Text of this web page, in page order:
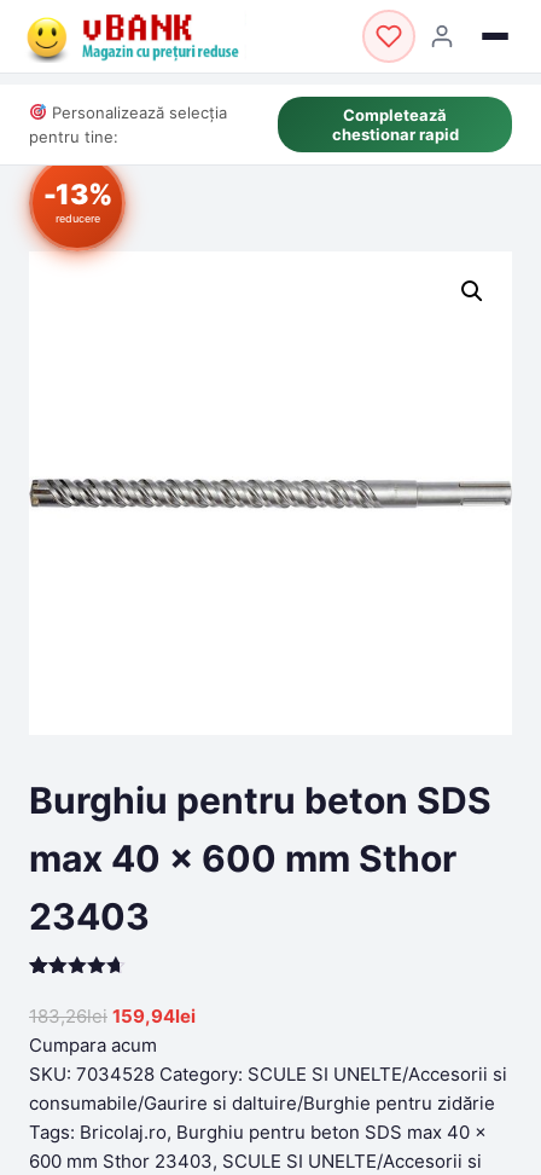
Personalizează selecția
pentru tine:
Completează
chestionar rapid
-13%
reducere
Burghiu pentru beton SDS
max 40 x 600 mm Sthor
23403
out of 5
based on
customer
ratings
183,26lei Original
price
was:
183,26lei.
159,94leiCurrent
is:
159,94lei.
Cumpara acum
SKU: 7034528 Category: SCULE SI UNELTE/Accesorii si
consumabile/Gaurire si daltuire/Burghie pentru zidărie
Tags: Bricolaj.ro, Burghiu pentru beton SDS max 40 x
600 mm Sthor 23403, SCULE SI UNELTE/Accesorii si